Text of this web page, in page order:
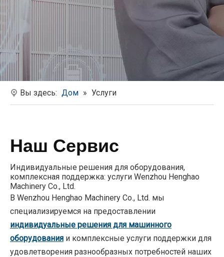
Вы здесь: Дом » Услуги
Наш Cервис
Индивидуальные решения для оборудования,
комплексная поддержка: услуги Wenzhou Henghao
Machinery Co., Ltd.
В Wenzhou Henghao Machinery Co., Ltd. мы
специализируемся на предоставлении
индивидуальные решения для машинного
оборудования и комплексные услуги поддержки для
удовлетворения разнообразных потребностей наших